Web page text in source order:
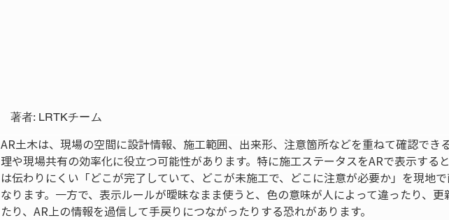
著者: LRTKチーム
AR土木は、現場の空間に設計情報、施工範囲、出来形、注意箇所などを重ねて確認でき
理や現場共有の効率化に役立つ可能性があります。特に施工ステータスをARで表示する
は伝わりにくい「どこが完了していて、どこが未施工で、どこに注意が必要か」を現地
なります。一方で、表示ルールが曖昧なまま使うと、色の意味が人によって違ったり、
たり、AR上の情報を過信して手戻りにつながったりする恐れがあります。